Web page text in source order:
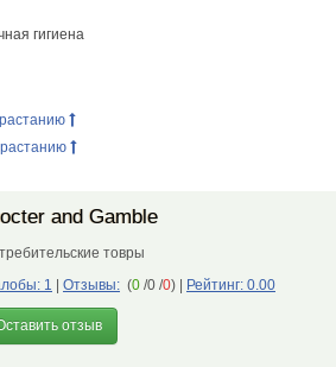
гигиена
and Gamble
товры
1
Отзывы: (0 /0 /0) Рейтинг: 0.00
отзыв